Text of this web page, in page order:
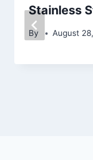
Stainless
By August